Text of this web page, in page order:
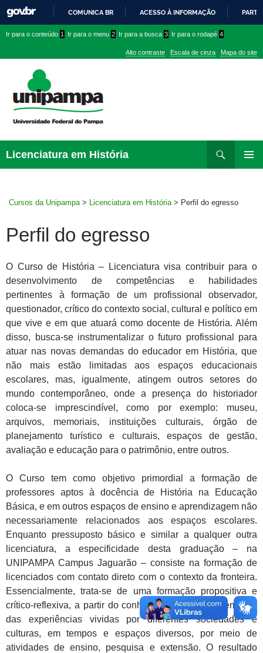
PARA
CONTEÚDO
COMUNICA BR ACESSO À INFORMAÇÃO
conteúdo
menu
superior
menu
Ir para o conteúdo 1 Ir para o menu 2 Ir para a busca 3 Ir para o rodapé 4
Alto contraste Escala de cinza Mapa do site
Licenciatura em História
para
Cursos da Unipampa > Licenciatura em História > Perfil do egresso
Perfil do egresso
O Curso de História – Licenciatura visa contribuir para o
desenvolvimento de competências e habilidades
pertinentes à formação de um profissional observador,
questionador, crítico do contexto social, cultural e político em
que vive e em que atuará como docente de História. Além
disso, busca-se instrumentalizar o futuro profissional para
atuar nas novas demandas do educador em História, que
não mais estão limitadas aos espaços educacionais
escolares, mas, igualmente, atingem outros setores do
mundo contemporâneo, onde a presença do historiador
coloca-se imprescindível, como por exemplo: museu,
arquivos, memoriais, instituições culturais, órgão de
planejamento turístico e culturais, espaços de gestão,
avaliação e educação para o patrimônio, entre outros.
O Curso tem como objetivo primordial a formação de
professores aptos à docência de História na Educação
Básica, e em outros espaços de ensino e aprendizagem não
necessariamente relacionados aos espaços escolares.
Enquanto pressuposto básico e similar a qualquer outra
licenciatura, a especificidade desta graduação – na
UNIPAMPA Campus Jaguarão – consiste na formação de
licenciados com contato direto com o contexto da fronteira.
Essencialmente, trata-se de uma formação propositiva e
crítico-reflexiva, a partir do conhecimento formal e temático
das experiências vividas por diferentes sociedades e
culturas, em tempos e espaços diversos, por meio de
atividades de ensino, pesquisa e extensão. O resultado